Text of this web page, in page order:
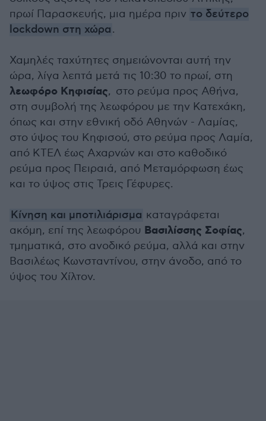
πρωί Παρασκευής, μια ημέρα πριν το δεύτερο
lockdown στη χώρα.
Χαμηλές ταχύτητες σημειώνονται αυτή την
ώρα, λίγα λεπτά μετά τις 10:30 το πρωί, στη
λεωφόρο Κηφισίας, στο ρεύμα προς Αθήνα,
στη συμβολή της λεωφόρου με την Κατεχάκη,
όπως και στην εθνική οδό Αθηνών - Λαμίας,
στο ύψος του Κηφισού, στο ρεύμα προς Λαμία,
από ΚΤΕΛ έως Αχαρνών και στο καθοδικό
ρεύμα προς Πειραιά, από Μεταμόρφωση έως
και το ύψος στις Τρεις Γέφυρες.
Κίνηση και μποτιλιάρισμα καταγράφεται
ακόμη, επί της λεωφόρου Βασιλίσσης Σοφίας,
τμηματικά, στο ανοδικό ρεύμα, αλλά και στην
Βασιλέως Κωνσταντίνου, στην άνοδο, από το
ύψος του Χίλτον.